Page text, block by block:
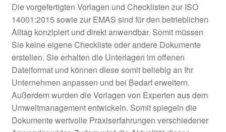
Die vorgefertigten Vorlagen und Checklisten zur ISO
14001:2015 sowie zur EMAS sind für den betrieblichen
Alltag konzipiert und direkt anwendbar. Somit müssen
Sie keine eigene Checkliste oder andere Dokumente
erstellen. Sie erhalten die Unterlagen im offenen
Dateiformat und können diese somit beliebig an Ihr
Unternehmen anpassen und bei Bedarf erweitern.
Außerdem wurden die Vorlagen von Experten aus dem
Umweltmanagement entwickeln. Somit spiegeln die
Dokumente wertvolle Praxiserfahrungen verschiedener